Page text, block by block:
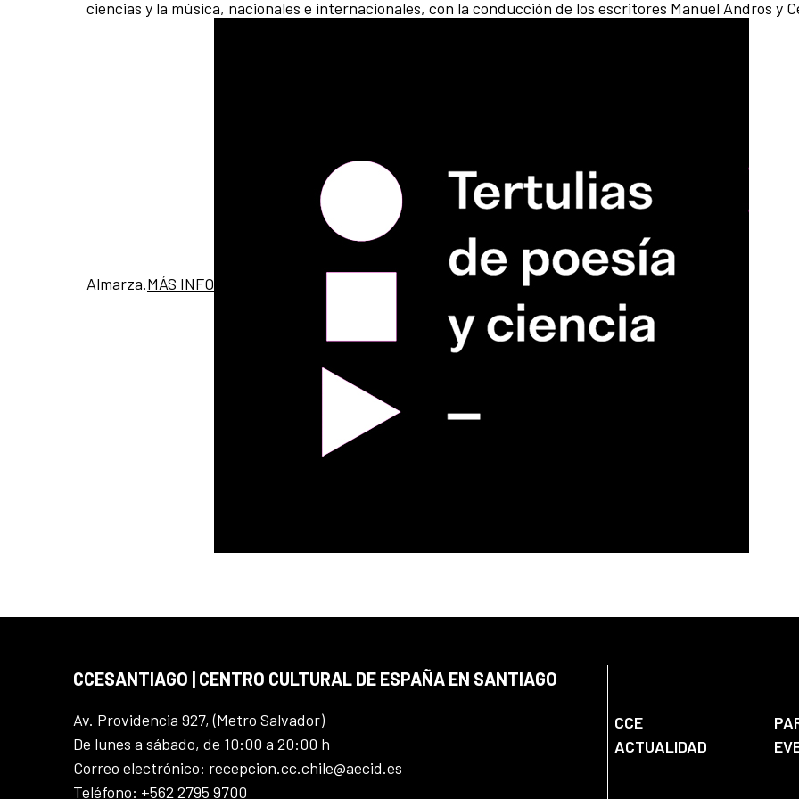
ciencias y la música, nacionales e internacionales, con la conducción de los escritores Manuel Andros y
Almarza.MÁS INFO
CCESANTIAGO | CENTRO CULTURAL DE ESPAÑA EN SANTIAGO
Av. Providencia 927, (Metro Salvador)
De lunes a sábado, de 10:00 a 20:00 h
Correo electrónico: recepcion.cc.chile@aecid.es
Teléfono: +562 2795 9700
CCE
ACTUALIDAD